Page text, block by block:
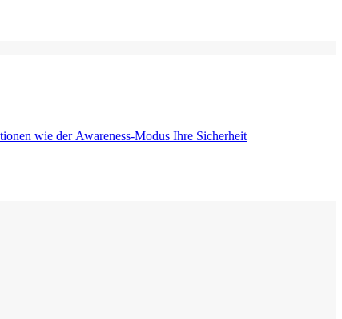
wie der Awareness-Modus Ihre Sicherheit